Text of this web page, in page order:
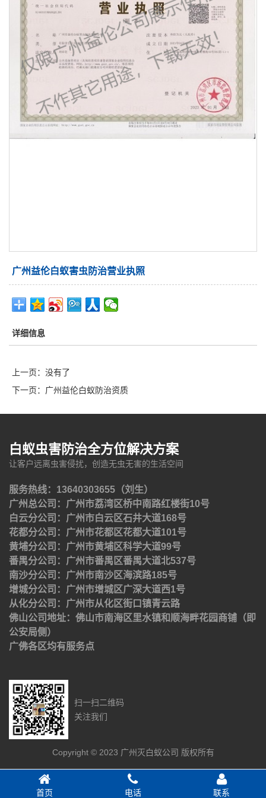
广州益伦白蚁害虫防治营业执照
详细信息
上一页：没有了
下一页： 广州益伦白蚁防治资质
白蚁虫害防治全方位解决方案
让客户远离虫害侵扰，创造无虫无害的生活空间
服务热线：13640303655（刘生）
广州总公司：广州市荔湾区桥中南路红楼街10号
白云分公司：广州市白云区石井大道168号
花都分公司：广州市花都区花都大道101号
黄埔分公司：广州市黄埔区科学大道99号
番禺分公司：广州市番禺区番禺大道北537号
南沙分公司：广州市南沙区海滨路185号
增城分公司：广州市增城区广深大道西1号
从化分公司：广州市从化区街口镇青云路
佛山公司地址：佛山市南海区里水镇和顺海畔花园商铺（即
公安局侧）
广佛各区均有服务点
扫一扫二维码
关注我们
Copyright © 2023 广州灭白蚁公司 版权所有
首页 电话 联系